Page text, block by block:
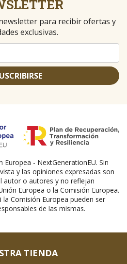
para recibir ofertas y
exclusivas.
Europea - NextGenerationEU. Sin
y las opiniones expresadas son
autor o autores y no reflejan
Europea o la Comisión Europea.
la Comisión Europea pueden ser
de las mismas.
TIENDA